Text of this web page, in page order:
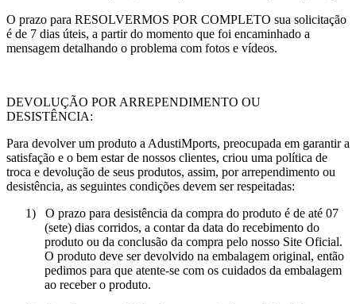
O prazo para RESOLVERMOS POR COMPLETO sua solicitação
é de 7 dias úteis, a partir do momento que foi encaminhado a
mensagem detalhando o problema com fotos e vídeos.
DEVOLUÇÃO POR ARREPENDIMENTO OU
DESISTÊNCIA:
Para devolver um produto a AdustiMports, preocupada em garantir a
satisfação e o bem estar de nossos clientes, criou uma política de
troca e devolução de seus produtos, assim, por arrependimento ou
desistência, as seguintes condições devem ser respeitadas:
1)
O prazo para desistência da compra do produto é de até 07
(sete) dias corridos, a contar da data do recebimento do
produto ou da conclusão da compra pelo nosso Site Oficial.
O produto deve ser devolvido na embalagem original, então
pedimos para que atente-se com os cuidados da embalagem
ao receber o produto.